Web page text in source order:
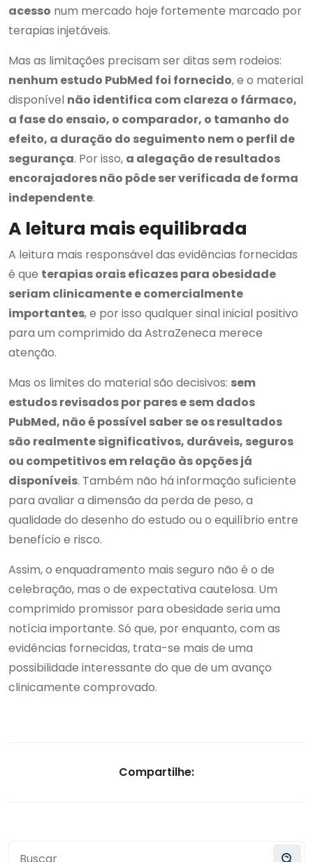
acesso num mercado hoje fortemente marcado por
terapias injetáveis.
Mas as limitações precisam ser ditas sem rodeios:
nenhum estudo PubMed foi fornecido, e o material
disponível não identifica com clareza o fármaco,
a fase do ensaio, o comparador, o tamanho do
efeito, a duração do seguimento nem o perfil de
segurança. Por isso, a alegação de resultados
encorajadores não pôde ser verificada de forma
independente.
A leitura mais equilibrada
A leitura mais responsável das evidências fornecidas
é que terapias orais eficazes para obesidade
seriam clinicamente e comercialmente
importantes, e por isso qualquer sinal inicial positivo
para um comprimido da AstraZeneca merece
atenção.
Mas os limites do material são decisivos: sem
estudos revisados por pares e sem dados
PubMed, não é possível saber se os resultados
são realmente significativos, duráveis, seguros
ou competitivos em relação às opções já
disponíveis. Também não há informação suficiente
para avaliar a dimensão da perda de peso, a
qualidade do desenho do estudo ou o equilíbrio entre
benefício e risco.
Assim, o enquadramento mais seguro não é o de
celebração, mas o de expectativa cautelosa. Um
comprimido promissor para obesidade seria uma
notícia importante. Só que, por enquanto, com as
evidências fornecidas, trata-se mais de uma
possibilidade interessante do que de um avanço
clinicamente comprovado.
Compartilhe: